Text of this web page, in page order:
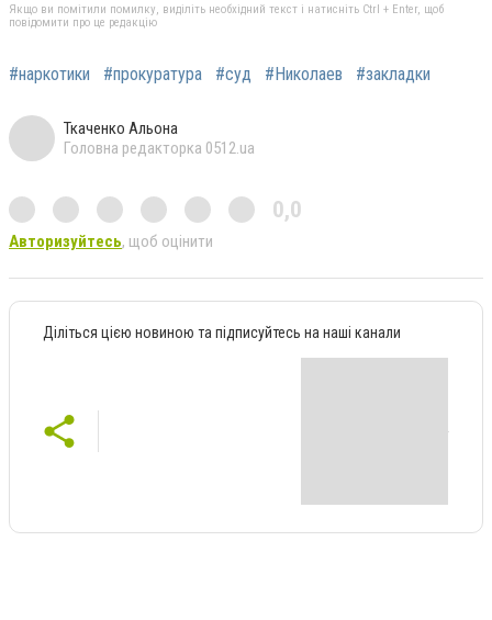
Якщо ви помітили помилку, виділіть необхідний текст і натисніть Ctrl + Enter, щоб
повідомити про це редакцію
#наркотики #прокуратура #суд #Николаев #закладки
Ткаченко Альона
Головна редакторка 0512.ua
0,0
Авторизуйтесь, щоб оцінити
Діліться цією новиною та підписуйтесь на наші канали